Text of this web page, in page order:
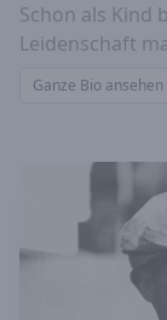
Schon als Kind
Leidenschaft
Ganze Bio ansehen